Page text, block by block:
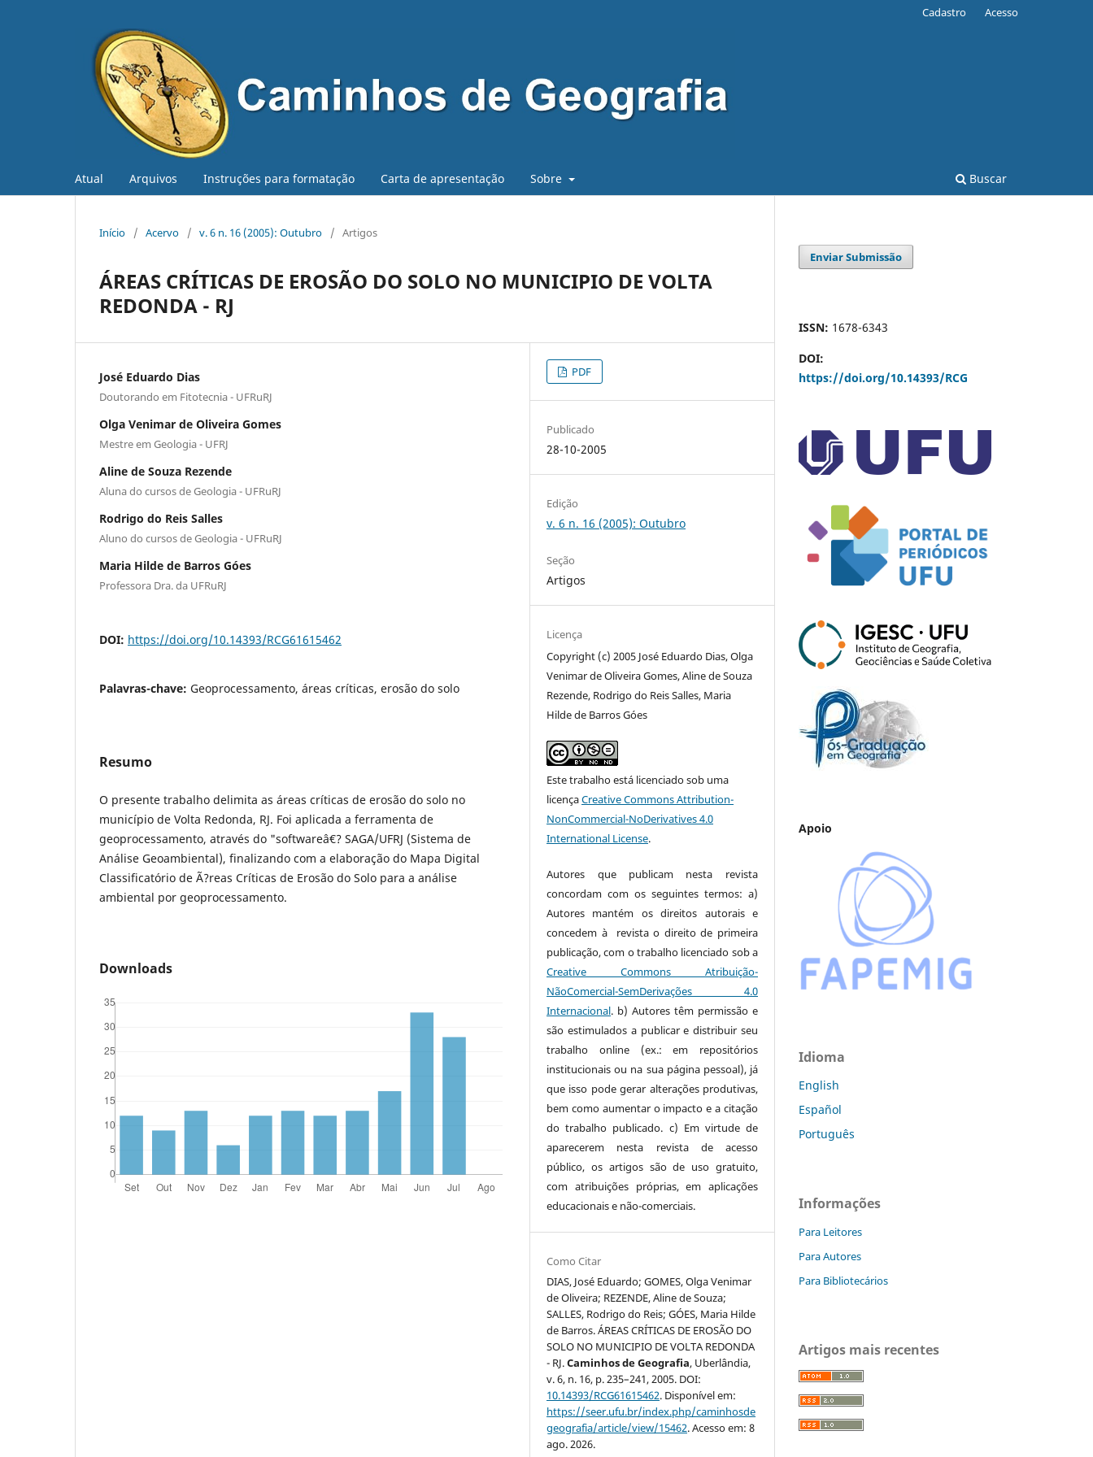
Atual Arquivos Instruções para formatação Carta de apresentação Sobre Buscar
Cadastro Acesso
Início / Acervo / v. 6 n. 16 (2005): Outubro / Artigos
ÁREAS CRÍTICAS DE EROSÃO DO SOLO NO MUNICIPIO DE VOLTA
REDONDA - RJ
José Eduardo Dias
Doutorando em Fitotecnia - UFRuRJ
Olga Venimar de Oliveira Gomes
Mestre em Geologia - UFRJ
Aline de Souza Rezende
Aluna do cursos de Geologia - UFRuRJ
Rodrigo do Reis Salles
Aluno do cursos de Geologia - UFRuRJ
Maria Hilde de Barros Góes
Professora Dra. da UFRuRJ
DOI: https://doi.org/10.14393/RCG61615462
Palavras-chave: Geoprocessamento, áreas críticas, erosão do solo
Resumo
O presente trabalho delimita as áreas críticas de erosão do solo no
município de Volta Redonda, RJ. Foi aplicada a ferramenta de
geoprocessamento, através do "softwareâ€? SAGA/UFRJ (Sistema de
Análise Geoambiental), finalizando com a elaboração do Mapa Digital
Classificatório de Ã?reas Críticas de Erosão do Solo para a análise
ambiental por geoprocessamento.
Downloads
PDF
Publicado
28-10-2005
Edição
v. 6 n. 16 (2005): Outubro
Seção
Artigos
Licença
Copyright (c) 2005 José Eduardo Dias, Olga
Venimar de Oliveira Gomes, Aline de Souza
Rezende, Rodrigo do Reis Salles, Maria
Hilde de Barros Góes
Este trabalho está licenciado sob uma
licençaCreative Commons Attribution-
NonCommercial-NoDerivatives 4.0
International License.
Autores que publicam nesta revista
concordam com os seguintes termos: a)
Autores mantém os direitos autorais e
concedem à revista o direito de primeira
publicação, com o trabalho licenciado sob a
Creative Commons Atribuição-
NãoComercial-SemDerivações 4.0
Internacional. b) Autores têm permissão e
são estimulados a publicar e distribuir seu
trabalho online (ex.: em repositórios
institucionais ou na sua página pessoal), já
que isso pode gerar alterações produtivas,
bem como aumentar o impacto e a citação
do trabalho publicado. c) Em virtude de
aparecerem nesta revista de acesso
público, os artigos são de uso gratuito,
com atribuições próprias, em aplicações
educacionais e não-comerciais.
Como Citar
DIAS, José Eduardo; GOMES, Olga Venimar
de Oliveira; REZENDE, Aline de Souza;
SALLES, Rodrigo do Reis; GÓES, Maria Hilde
de Barros. ÁREAS CRÍTICAS DE EROSÃO DO
SOLO NO MUNICIPIO DE VOLTA REDONDA
- RJ.Caminhos de Geografia, Uberlândia,
v. 6, n. 16, p. 235–241, 2005. DOI:
10.14393/RCG61615462. Disponível em:
https://seer.ufu.br/index.php/caminhosde
geografia/article/view/15462. Acesso em: 8
ago. 2026.
Enviar Submissão
ISSN: 1678-6343
DOI:
https://doi.org/10.14393/RCG
Apoio
Idioma
English
Español
Português
Informações
Para Leitores
Para Autores
Para Bibliotecários
Artigos mais recentes